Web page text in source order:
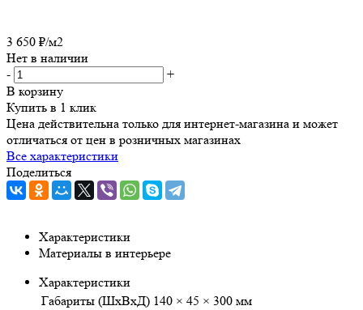
3 650 ₽/м2
Нет в наличии
-
+
В корзину
Купить в 1 клик
Цена действительна только для интернет-магазина и может
отличаться от цен в розничных магазинах
Все характеристики
Поделиться
Характеристики
Материалы в интерьере
Характеристики
Габариты (ШхВхД) 140 × 45 × 300 мм